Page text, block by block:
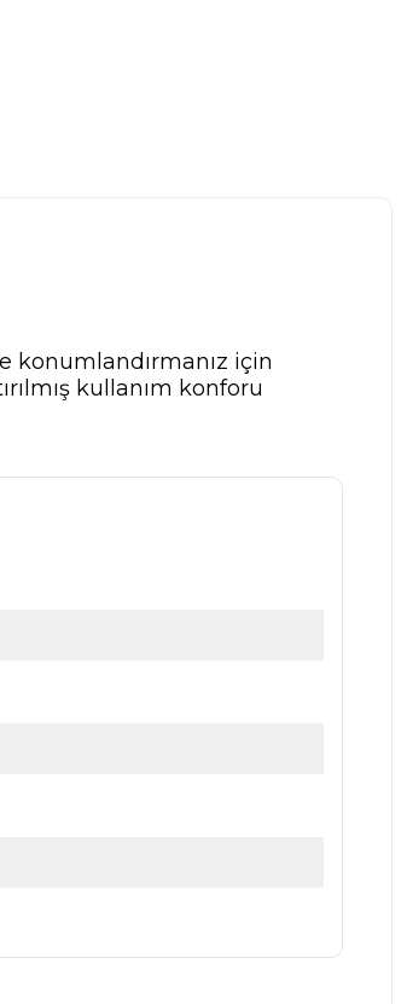
konumlandırmanız için
kullanım konforu